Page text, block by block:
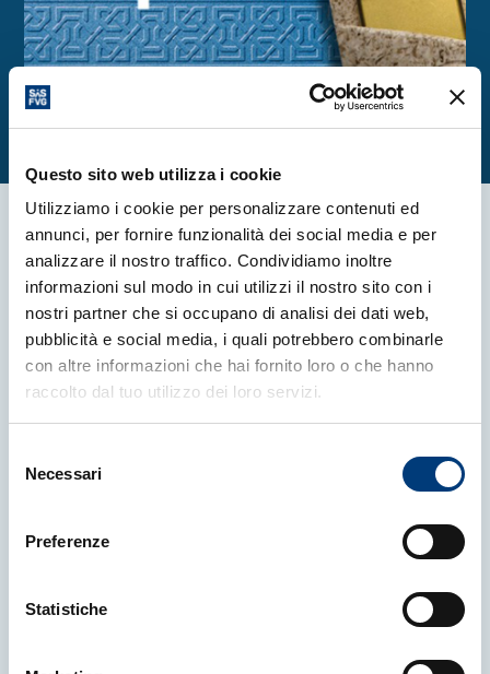
Questo sito web utilizza i cookie
Utilizziamo i cookie per personalizzare contenuti ed
annunci, per fornire funzionalità dei social media e per
analizzare il nostro traffico. Condividiamo inoltre
informazioni sul modo in cui utilizzi il nostro sito con i
nostri partner che si occupano di analisi dei dati web,
pubblicità e social media, i quali potrebbero combinarle
con altre informazioni che hai fornito loro o che hanno
raccolto dal tuo utilizzo dei loro servizi.
delNecessari
Preferenze
Statistiche
Altre News